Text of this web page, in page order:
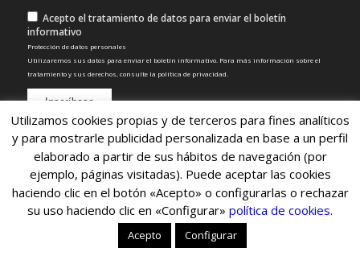
Acepto el tratamiento de datos para enviar el boletín
informativo
Protección de datos personales
Utilizaremos sus datos para enviar el boletín informativo. Para más información sobre el
tratamiento y sus derechos, consulte la política de privacidad
© Copyright 2022 - Nexo SCA
Clientes Noticias Contacto
Politica de privacidad Política de cookies
Utilizamos cookies propias y de terceros para fines analíticos
y para mostrarle publicidad personalizada en base a un perfil
elaborado a partir de sus hábitos de navegación (por
ejemplo, páginas visitadas). Puede aceptar las cookies
haciendo clic en el botón «Acepto» o configurarlas o rechazar
su uso haciendo clic en «Configurar» política de cookies.
Acepto Configurar